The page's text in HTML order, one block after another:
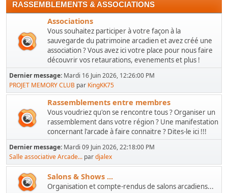
RASSEMBLEMENTS & ASSOCIATIONS
Associations
Vous souhaitez participer à votre façon à la
sauvegarde du patrimoine arcadien et avez créé une
association ? Vous avez ici votre place pour nous faire
découvrir vos retaurations, evenements et plus !
Dernier message: Mardi 16 Juin 2026, 12:26:00 PM
PROJET MEMORY CLUB par KingKK75
Rassemblements entre membres
Vous voudriez qu'on se rencontre tous ? Organiser un
rassemblement dans votre région ? Une manifestation
concernant l'arcade à faire connaitre ? Dites-le ici !!!
Dernier message: Mardi 09 Juin 2026, 22:18:00 PM
Salle associative Arcade... pardjalex
Salons & Shows ...
Organisation et compte-rendus de salons arcadiens...